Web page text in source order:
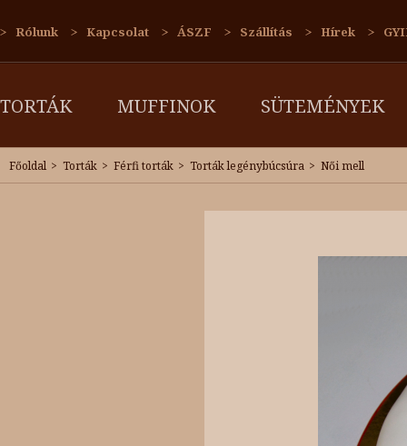
Rólunk Kapcsolat ÁSZF Szállítás Hírek
TORTÁK MUFFINOK SÜTEMÉNYEK
Főoldal Torták Férfi torták Torták legénybúcsúra Női mell